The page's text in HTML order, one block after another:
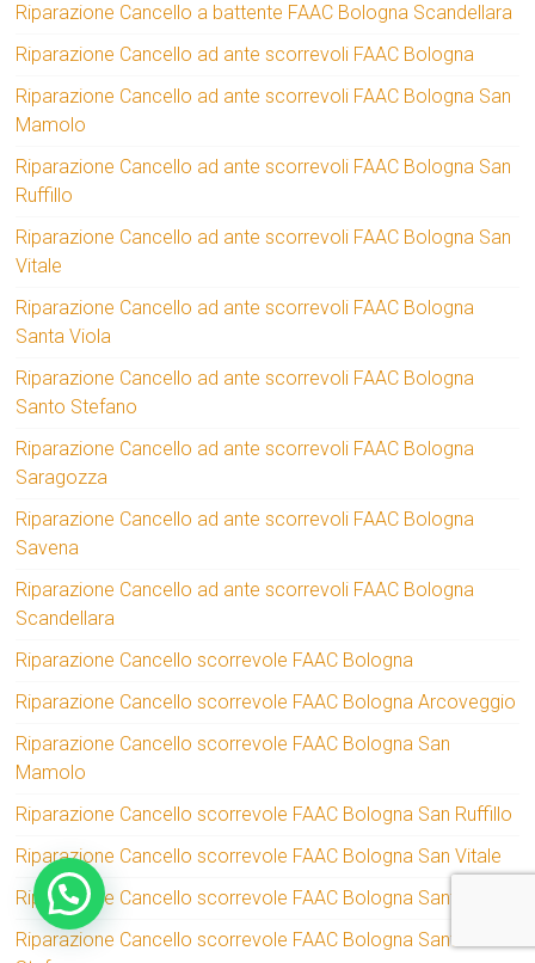
Riparazione Cancello a battente FAAC Bologna Scandellara
Riparazione Cancello ad ante scorrevoli FAAC Bologna
Riparazione Cancello ad ante scorrevoli FAAC Bologna San
Mamolo
Riparazione Cancello ad ante scorrevoli FAAC Bologna San
Ruffillo
Riparazione Cancello ad ante scorrevoli FAAC Bologna San
Vitale
Riparazione Cancello ad ante scorrevoli FAAC Bologna
Santa Viola
Riparazione Cancello ad ante scorrevoli FAAC Bologna
Santo Stefano
Riparazione Cancello ad ante scorrevoli FAAC Bologna
Saragozza
Riparazione Cancello ad ante scorrevoli FAAC Bologna
Savena
Riparazione Cancello ad ante scorrevoli FAAC Bologna
Scandellara
Riparazione Cancello scorrevole FAAC Bologna
Riparazione Cancello scorrevole FAAC Bologna Arcoveggio
Riparazione Cancello scorrevole FAAC Bologna San
Mamolo
Riparazione Cancello scorrevole FAAC Bologna San Ruffillo
Riparazione Cancello scorrevole FAAC Bologna San Vitale
Riparazione Cancello scorrevole FAAC Bologna Santa Viola
Riparazione Cancello scorrevole FAAC Bologna Santo